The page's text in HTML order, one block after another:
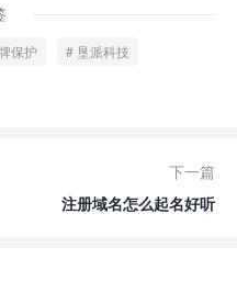
保护 垦派科技
下一篇
注册域名怎么起名好听